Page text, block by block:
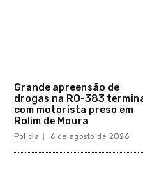
Grande apreensão de
drogas na RO-383
com motorista preso em
Rolim de Moura
Policia 6 de agosto de 2026